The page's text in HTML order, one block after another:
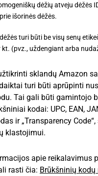
dėžių atveju dėžės
išorinės dėžės.
turi būti be visų senų
kt. (pvz., uždengiant arba
sklandų Amazon
turi būti aprūpinti
Tai gali būti gamintojo
kodai: UPC, EAN,
ir „Transparency
klastojimui.
apie reikalavimus
rasti čia: Brūkšninių